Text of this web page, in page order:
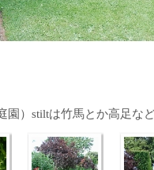
園）stiltは竹馬とか高足な